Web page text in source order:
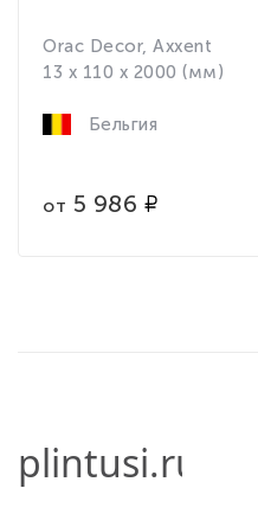
Orac Decor, Axxent
13 x 110 x 2000 (мм)
Бельгия
от 5 986